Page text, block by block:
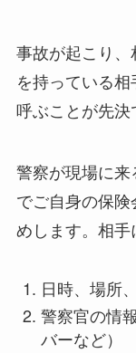
事故が起こり
を持っている
呼ぶことが先決
警察が現場に
でご自身の保
めします。相手
日時、場所
警察官の情
バーなど）